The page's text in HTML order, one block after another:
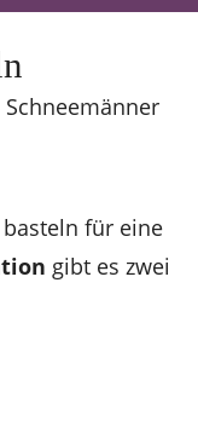
Schneemänner
basteln für eine
gibt es zwei